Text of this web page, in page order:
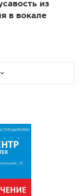
из
в вокале